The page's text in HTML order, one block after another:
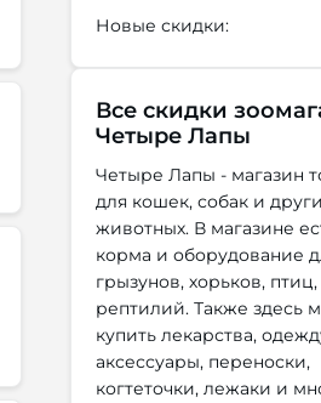
Новые скидки:
Все скидки
Четыре Лапы
Четыре Лапы - магазин
для кошек, собак и
животных. В магазине
корма и оборудование
грызунов, хорьков,
рептилий. Также здесь
купить лекарства,
аксессуары, переноски,
когтеточки, лежаки и